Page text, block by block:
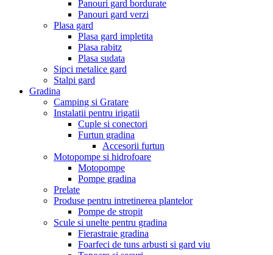
Panouri gard bordurate
Panouri gard verzi
Plasa gard
Plasa gard impletita
Plasa rabitz
Plasa sudata
Sipci metalice gard
Stalpi gard
Gradina
Camping si Gratare
Instalatii pentru irigatii
Cuple si conectori
Furtun gradina
Accesorii furtun
Motopompe si hidrofoare
Motopompe
Pompe gradina
Prelate
Produse pentru intretinerea plantelor
Pompe de stropit
Scule si unelte pentru gradina
Fierastraie gradina
Foarfeci de tuns arbusti si gard viu